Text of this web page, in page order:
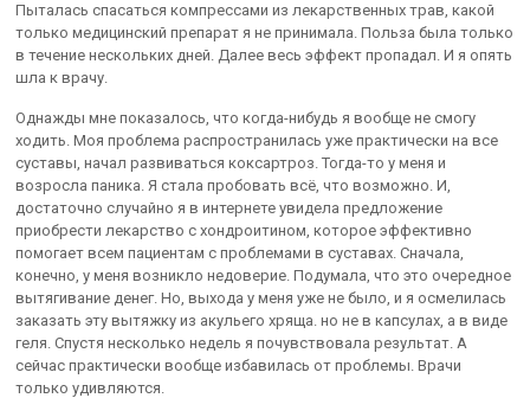
Пыталась спасаться компрессами из лекарственных трав, какой
только медицинский препарат я не принимала. Польза была только
в течение нескольких дней. Далее весь эффект пропадал. И я опять
шла к врачу.
Однажды мне показалось, что когда-нибудь я вообще не смогу
ходить. Моя проблема распространилась уже практически на все
суставы, начал развиваться коксартроз. Тогда-то у меня и
возросла паника. Я стала пробовать всё, что возможно. И,
достаточно случайно я в интернете увидела предложение
приобрести лекарство с хондроитином, которое эффективно
помогает всем пациентам с проблемами в суставах. Сначала,
конечно, у меня возникло недоверие. Подумала, что это очередное
вытягивание денег. Но, выхода у меня уже не было, и я осмелилась
заказать эту вытяжку из акульего хряща. но не в капсулах, а в виде
геля. Спустя несколько недель я почувствовала результат. А
сейчас практически вообще избавилась от проблемы. Врачи
только удивляются.